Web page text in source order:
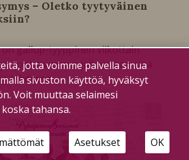
– Oletko tyytyväinen
on gallup-tyyppinen viikottain
jonka vastaus julkaistaan aina
lehdessä.
jotta voimme palvella sinua
sivuston käyttöä, hyväksyt
Voit muuttaa selaimesi
tahansa.
Asetukset OK